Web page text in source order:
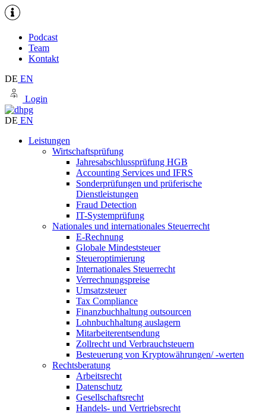
Podcast
Team
Kontakt
DE EN
Login
DE EN
Leistungen
Wirtschaftsprüfung
Jahresabschlussprüfung HGB
Accounting Services und IFRS
Sonderprüfungen und prüferische
Dienstleistungen
Fraud Detection
IT-Systemprüfung
Nationales und internationales Steuerrecht
E-Rechnung
Globale Mindeststeuer
Steueroptimierung
Internationales Steuerrecht
Verrechnungspreise
Umsatzsteuer
Tax Compliance
Finanzbuchhaltung outsourcen
Lohnbuchhaltung auslagern
Mitarbeiterentsendung
Zollrecht und Verbrauchsteuern
Besteuerung von Kryptowährungen/ -werten
Rechtsberatung
Arbeitsrecht
Datenschutz
Gesellschaftsrecht
Handels- und Vertriebsrecht